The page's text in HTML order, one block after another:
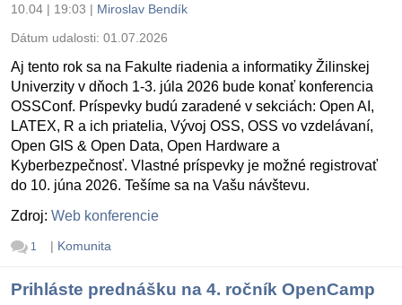
10.04 | 19:03 | Miroslav Bendík
Dátum udalosti: 01.07.2026
Aj tento rok sa na Fakulte riadenia a informatiky Žilinskej
Univerzity v dňoch 1-3. júla 2026 bude konať konferencia
OSSConf. Príspevky budú zaradené v sekciách: Open AI,
LATEX, R a ich priatelia, Vývoj OSS, OSS vo vzdelávaní,
Open GIS & Open Data, Open Hardware a
Kyberbezpečnosť. Vlastné príspevky je možné registrovať
do 10. júna 2026. Tešíme sa na Vašu návštevu.
Zdroj: Web konferencie
1 | Komunita
Prihláste prednášku na 4. ročník OpenCamp